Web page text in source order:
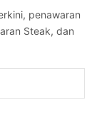
penawaran
Steak, dan